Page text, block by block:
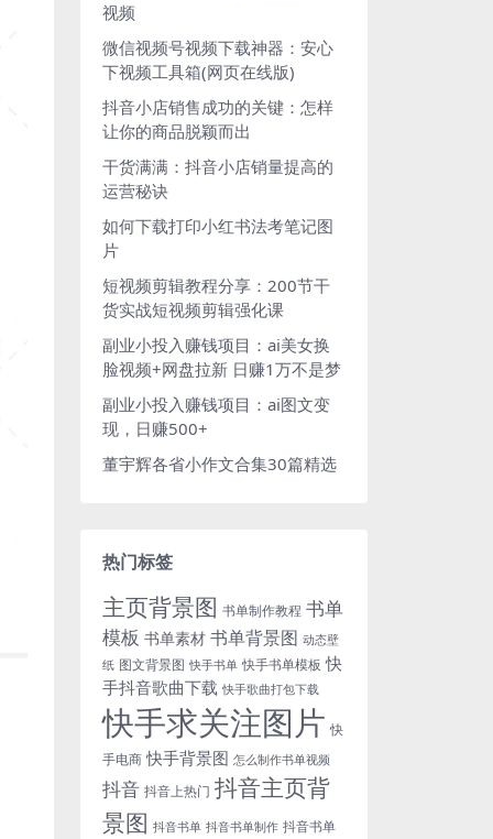
视频
微信视频号视频下载神器：安心
下视频工具箱(网页在线版)
抖音小店销售成功的关键：怎样
让你的商品脱颖而出
干货满满：抖音小店销量提高的
运营秘诀
如何下载打印小红书法考笔记图
片
短视频剪辑教程分享：200节干
货实战短视频剪辑强化课
副业小投入赚钱项目：ai美女换
脸视频+网盘拉新 日赚1万不是梦
副业小投入赚钱项目：ai图文变
现，日赚500+
董宇辉各省小作文合集30篇精选
热门标签
主页背景图 书单制作教程 书单
模板 书单素材 书单背景图 动态壁
纸 图文背景图 快手书单 快手书单模板 快
手抖音歌曲下载 快手歌曲打包下载
快手求关注图片 快
手电商 快手背景图 怎么制作书单视频
抖音 抖音上热门 抖音主页背
景图 抖音书单 抖音书单制作 抖音书单